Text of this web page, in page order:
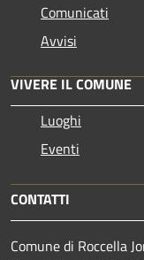
Comunicati
Avvisi
VIVERE IL COMUNE
Luoghi
Eventi
CONTATTI
Comune di Roccella